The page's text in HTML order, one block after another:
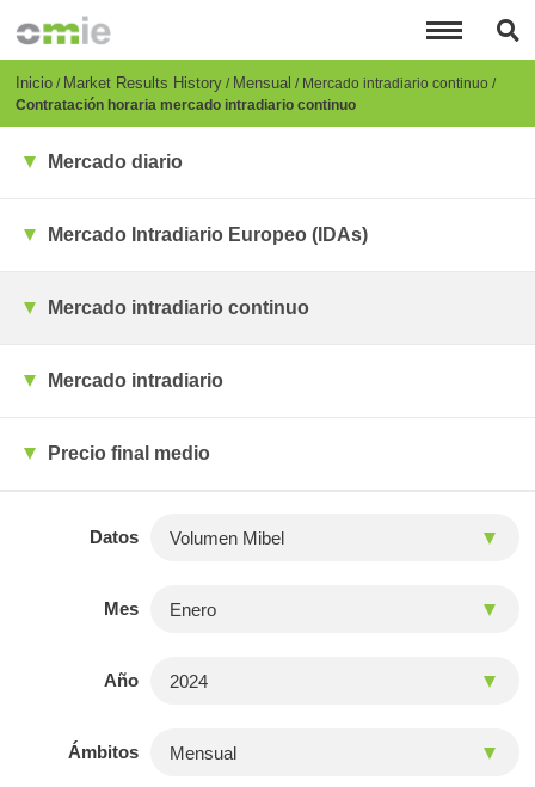
principal
Breadcrumb
Inicio Market Results History Mensual
Mercado intradiario continuo
Contratación horaria mercado intradiario continuo
Mercado diario
Mercado Intradiario Europeo (IDAs)
Mercado intradiario continuo
Mercado intradiario
Precio final medio
Datos
Mes
Año
Ámbitos